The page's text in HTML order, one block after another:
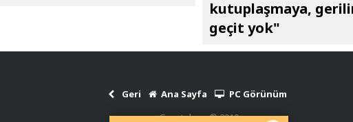
kutuplaşmaya,
geçit yok"
Geri Ana Sayfa
PC Görünüm
Gazetekars © 2010